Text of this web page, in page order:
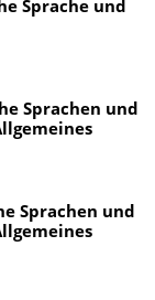
Sprache und
Sprachen und
Sprachen und